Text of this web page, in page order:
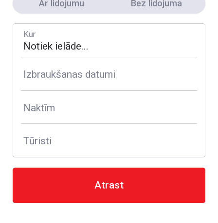
Ar lidojumu Bez lidojuma
Kur
Izbraukšanas datumi
Naktīm
Tūristi
Atrast